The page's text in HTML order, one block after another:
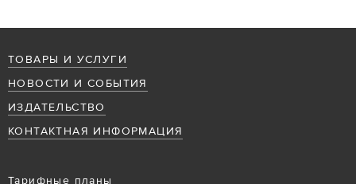
ТОВАРЫ И УСЛУГИ
НОВОСТИ И СОБЫТИЯ
ИЗДАТЕЛЬСТВО
КОНТАКТНАЯ ИНФОРМАЦИЯ
Тарифные планы